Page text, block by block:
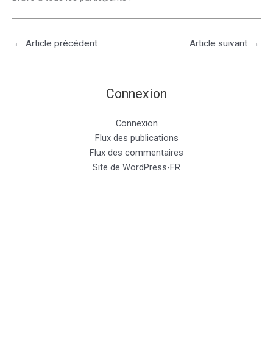
← Article précédent Article suivant →
Connexion
Connexion
Flux des publications
Flux des commentaires
Site de WordPress-FR